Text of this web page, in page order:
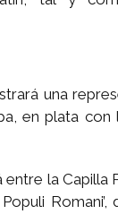
una
en plata con
entre la Capilla